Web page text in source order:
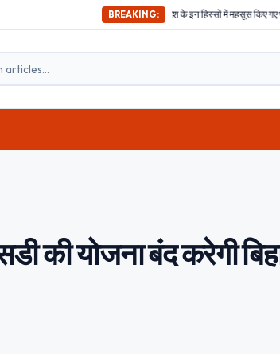
BREAKING:
अभी ; दिल्ली समेत देश के इन हिस्सों में महसूस किए गए भूकंप के तगड़े झटके, दहशत में
की योजना बंद करेगी